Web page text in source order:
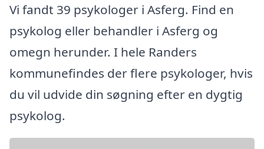
Vi fandt 39 psykologer i Asferg. Find en
psykolog eller behandler i Asferg og
omegn herunder. I hele Randers
kommunefindes der flere psykologer, hvis
du vil udvide din søgning efter en dygtig
psykolog.